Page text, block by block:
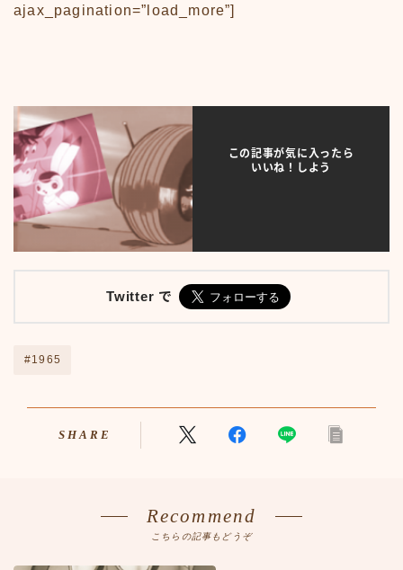
出来事50-59
利用規約／特定商取引法に基づく表記
動画
口臭対策製品best-choice
外車
外車50-59
外車60-69
外車80-89
日本車50-59
日本車その他
ajax_pagination=”load_more”]
この記事が気に入ったら
いいね！しよう
Twitter で
#1965
SHARE
Recommend
こちらの記事もどうぞ